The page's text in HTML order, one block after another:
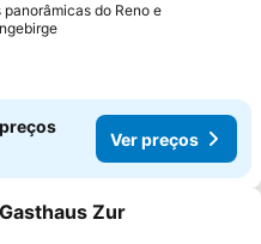
panorâmicas do Reno e
Ver preços
aos favoritos
Zur